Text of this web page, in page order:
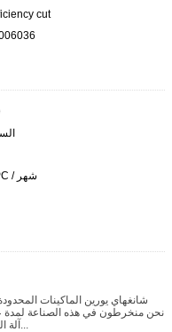
cut
5000PC / شهر
شانغهاي يورين الماكينات
نحن منخرطون في هذه الصناعة لمدة
آلة التصنيع باستخدام الحاسب، ولدينا خمسة عشر مجمو...